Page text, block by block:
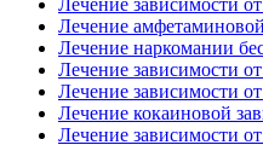
Лечение зависимости
Лечение
Лечение наркомании
Лечение зависимости
Лечение зависимости от
Лечение кокаиновой
Лечение зависимости